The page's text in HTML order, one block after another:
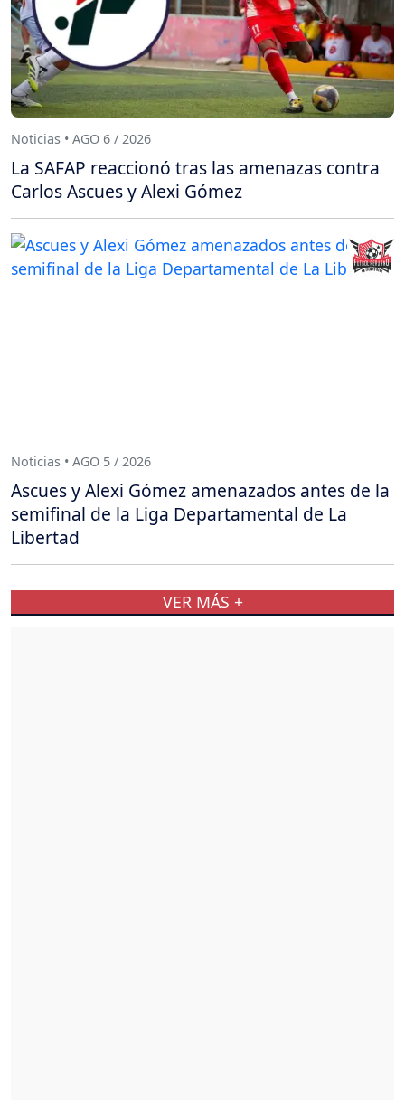
Noticias • AGO 6 / 2026
La SAFAP reaccionó tras las amenazas contra
Carlos Ascues y Alexi Gómez
Noticias • AGO 5 / 2026
Ascues y Alexi Gómez amenazados antes de la
semifinal de la Liga Departamental de La
Libertad
VER MÁS +